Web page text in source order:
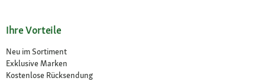
Ihre Vorteile
Neu im Sortiment
Exklusive Marken
Kostenlose Rücksendung